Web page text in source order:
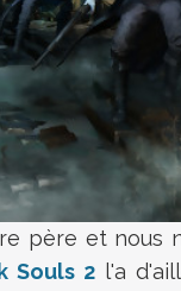
père et nous
Souls 2 l'a